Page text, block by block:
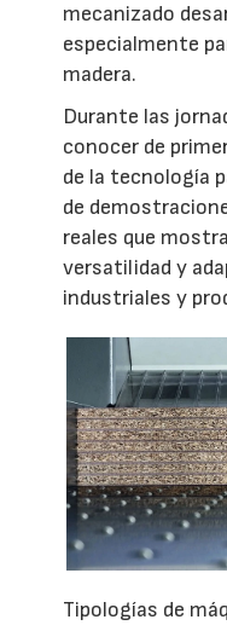
mecanizado
especialmente
madera.
Durante las
conocer de
de la tecnología
de
reales que
versatilidad y
industriales y
Tipologías de